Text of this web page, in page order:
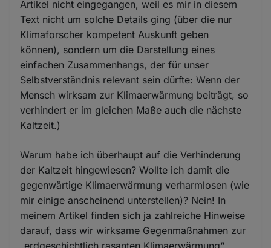
Artikel nicht eingegangen, weil es mir in diesem
Text nicht um solche Details ging (über die nur
Klimaforscher kompetent Auskunft geben
können), sondern um die Darstellung eines
einfachen Zusammenhangs, der für unser
Selbstverständnis relevant sein dürfte: Wenn der
Mensch wirksam zur Klimaerwärmung beiträgt, so
verhindert er im gleichen Maße auch die nächste
Kaltzeit.)
Warum habe ich überhaupt auf die Verhinderung
der Kaltzeit hingewiesen? Wollte ich damit die
gegenwärtige Klimaerwärmung verharmlosen (wie
mir einige anscheinend unterstellen)? Nein! In
meinem Artikel finden sich ja zahlreiche Hinweise
darauf, dass wir wirksame Gegenmaßnahmen zur